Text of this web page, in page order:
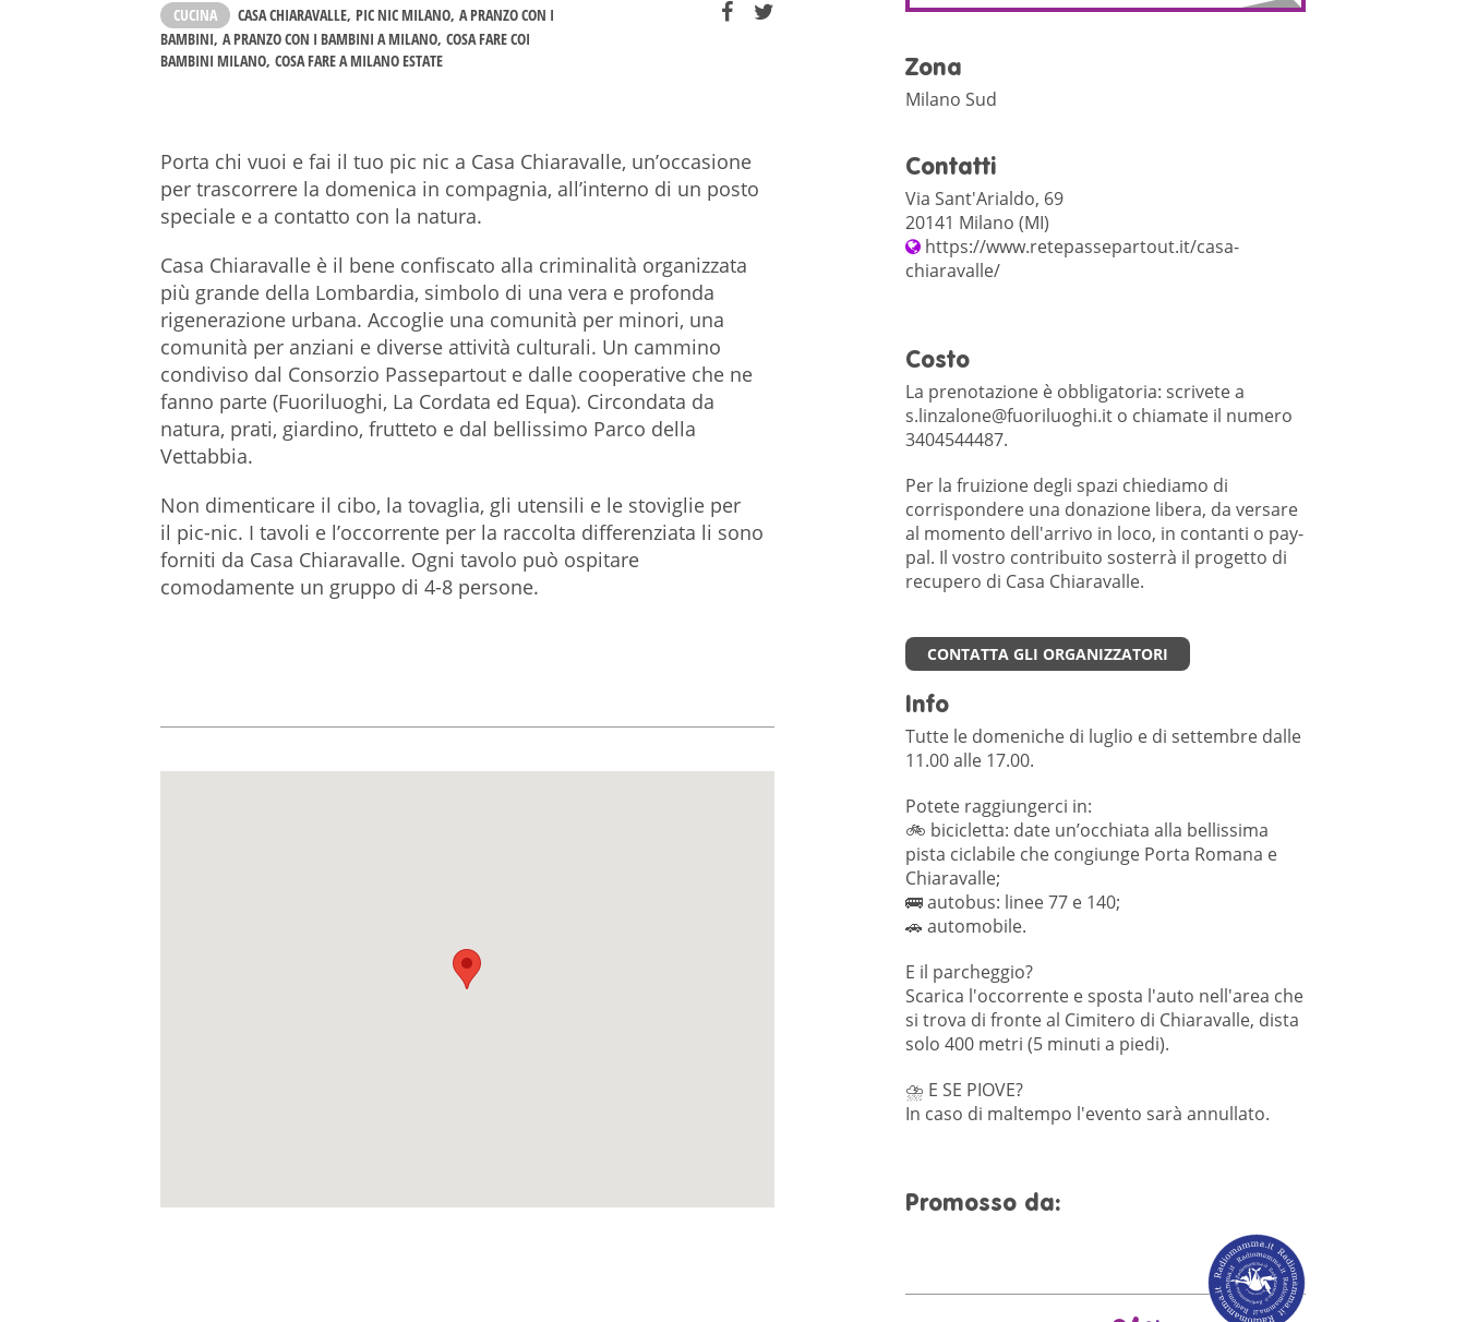
CUCINA CASA CHIARAVALLE PIC NIC MILANO A PRANZO CON I
BAMBINI A PRANZO CON I BAMBINI A MILANO COSA FARE COI
BAMBINI MILANO COSA FARE A MILANO ESTATE
Porta chi vuoi e fai il tuo pic nic a Casa Chiaravalle, un’occasione
per trascorrere la domenica in compagnia, all’interno di un posto
speciale e a contatto con la natura.
Casa Chiaravalle è il bene confiscato alla criminalità organizzata
più grande della Lombardia, simbolo di una vera e profonda
rigenerazione urbana. Accoglie una comunità per minori, una
comunità per anziani e diverse attività culturali. Un cammino
condiviso dal Consorzio Passepartout e dalle cooperative che ne
fanno parte (Fuoriluoghi, La Cordata ed Equa). Circondata da
natura, prati, giardino, frutteto e dal bellissimo Parco della
Vettabbia.
Non dimenticare il cibo, la tovaglia, gli utensili e le stoviglie per
il pic-nic. I tavoli e l’occorrente per la raccolta differenziata li sono
forniti da Casa Chiaravalle. Ogni tavolo può ospitare
comodamente un gruppo di 4-8 persone.
Zona
Milano Sud
Contatti
Via Sant'Arialdo, 69
20141 Milano (MI)
https://www.retepassepartout.it/casa-
chiaravalle/
Costo
La prenotazione è obbligatoria: s crivete a
s.linzalone@fuoriluoghi.it o chiamate il numero
3404544487.
Per la fruizione degli spazi chiediamo di
corrispondere una donazione libera, da versare
al momento dell'arrivo in loco, in contanti o pay-
pal. Il vostro contribuito sosterrà il progetto di
recupero di Casa Chiaravalle.
CONTATTA GLI ORGANIZZATORI
Info
Tutte le domeniche di luglio e di settembre dalle
11.00 alle 17.00.
Potete raggiungerci in:
🚲 bicicletta: date un’occhiata alla bellissima
pista ciclabile che congiunge Porta Romana e
Chiaravalle;
🚌 autobus: linee 77 e 140;
🚗 automobile.
E il parcheggio?
Scarica l'occorrente e sposta l'auto nell 'area che
si trova di fronte al Cimitero di Chiaravalle, dista
solo 400 metri (5 minuti a piedi).
⛈️ E SE PIOVE?
I n caso di maltempo l'evento sarà annullato.
Promosso da: